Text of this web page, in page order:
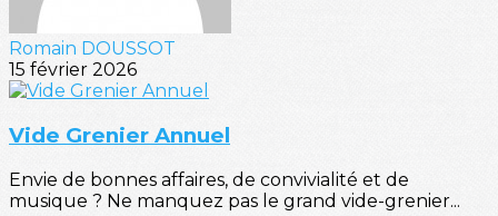
Romain DOUSSOT
15 février 2026
Vide Grenier Annuel
Envie de bonnes affaires, de convivialité et de
musique ? Ne manquez pas le grand vide-grenier...